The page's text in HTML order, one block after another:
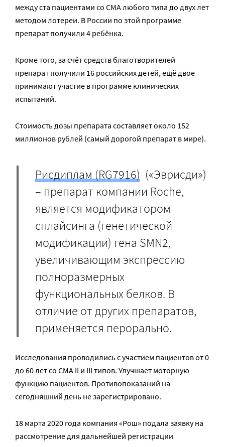
между ста пациентами со СМА любого типа до двух лет
методом лотереи. В России по этой программе
препарат получили 4 ребёнка.
Кроме того, за счёт средств благотворителей
препарат получили 16 российских детей, ещё двое
принимают участие в программе клинических
испытаний.
Стоимость дозы препарата составляет около 152
миллионов рублей (самый дорогой препарат в мире).
Рисдиплам (RG7916) («Эврисди»)
– препарат компании Roche,
является модификатором
сплайсинга (генетической
модификации) гена SMN2,
увеличивающим экспрессию
полноразмерных
функциональных белков. В
отличие от других препаратов,
применяется перорально.
Исследования проводились с участием пациентов от 0
до 60 лет со СМА II и III типов. Улучшает моторную
функцию пациентов. Противопоказаний на
сегодняшний день не зарегистрировано.
18 марта 2020 года компания «Рош» подала заявку на
рассмотрение для дальнейшей регистрации